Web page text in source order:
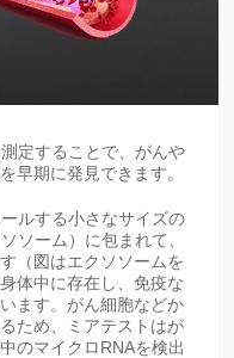
定することで、がんや
早期に発見できます。
ルする小さなサイズの
ソーム）に包まれて、
（図はエクソソームを
体中に存在し、免疫な
ます。がん細胞などか
ため、ミアテストはが
のマイクロRNAを検出